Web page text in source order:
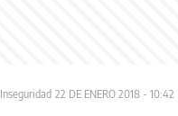
Inseguridad 22 DE ENERO 2018 - 10:42